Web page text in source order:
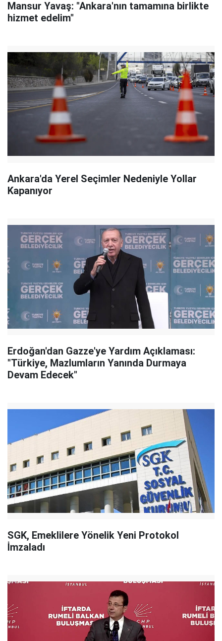
Mansur Yavaş: "Ankara'nın tamamına birlikte
hizmet edelim"
Ankara'da Yerel Seçimler Nedeniyle Yollar
Kapanıyor
Erdoğan'dan Gazze'ye Yardım Açıklaması:
"Türkiye, Mazlumların Yanında Durmaya
Devam Edecek"
SGK, Emeklilere Yönelik Yeni Protokol
İmzaladı